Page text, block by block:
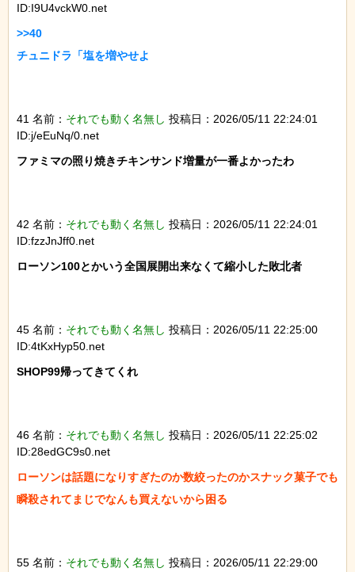
ID:I9U4vckW0.net
>>40
チュニドラ「塩を増やせよ
41 名前： それでも動く名無し 投稿日：2026/05/11 22:24:01
ID:j/eEuNq/0.net
ファミマの照り焼きチキンサンド増量が一番よかったわ
42 名前： それでも動く名無し 投稿日：2026/05/11 22:24:01
ID:fzzJnJff0.net
ローソン100とかいう全国展開出来なくて縮小した敗北者
45 名前： それでも動く名無し 投稿日：2026/05/11 22:25:00
ID:4tKxHyp50.net
SHOP99帰ってきてくれ
46 名前： それでも動く名無し 投稿日：2026/05/11 22:25:02
ID:28edGC9s0.net
ローソンは話題になりすぎたのか数絞ったのかスナック菓子でも
瞬殺されてまじでなんも買えないから困る
55 名前： それでも動く名無し 投稿日：2026/05/11 22:29:00